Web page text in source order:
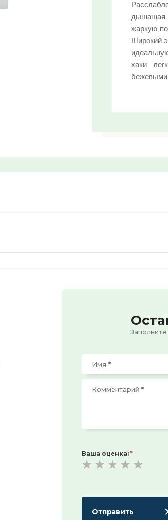
жаркую
Широкий
хаки
бежевыми
Ваша оценка: *